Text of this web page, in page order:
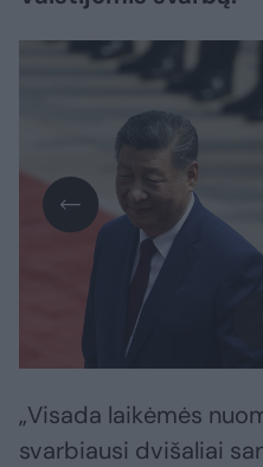
„Visada laikėmės
svarbiausi dvišaliai